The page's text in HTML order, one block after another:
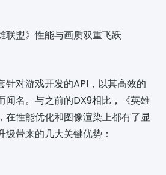
联盟》性能与画质双重飞跃
针对游戏开发的API，以其高效的
闻名。与之前的DX9相比，《英雄
在性能优化和图像渲染上都有了显
级带来的几大关键优势：